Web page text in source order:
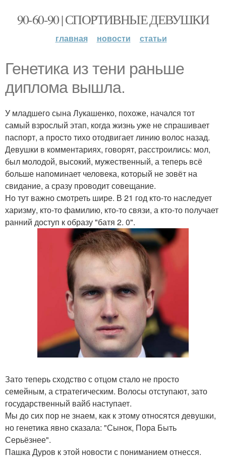
90-60-90 | СПОРТИВНЫЕ ДЕВУШКИ
главная новости статьи
Генетика из тени раньше
диплома вышла.
У младшего сына Лукашенко, похоже, начался тот
самый взрослый этап, когда жизнь уже не спрашивает
паспорт, а просто тихо отодвигает линию волос назад.
Девушки в комментариях, говорят, расстроились: мол,
был молодой, высокий, мужественный, а теперь всё
больше напоминает человека, который не зовёт на
свидание, а сразу проводит совещание.
Но тут важно смотреть шире. В 21 год кто-то наследует
харизму, кто-то фамилию, кто-то связи, а кто-то получает
ранний доступ к образу "батя 2. 0".
Зато теперь сходство с отцом стало не просто
семейным, а стратегическим. Волосы отступают, зато
государственный вайб наступает.
Мы до сих пор не знаем, как к этому относятся девушки,
но генетика явно сказала: "Сынок, Пора Быть
Серьёзнее".
Пашка Дуров к этой новости с пониманием отнесся.